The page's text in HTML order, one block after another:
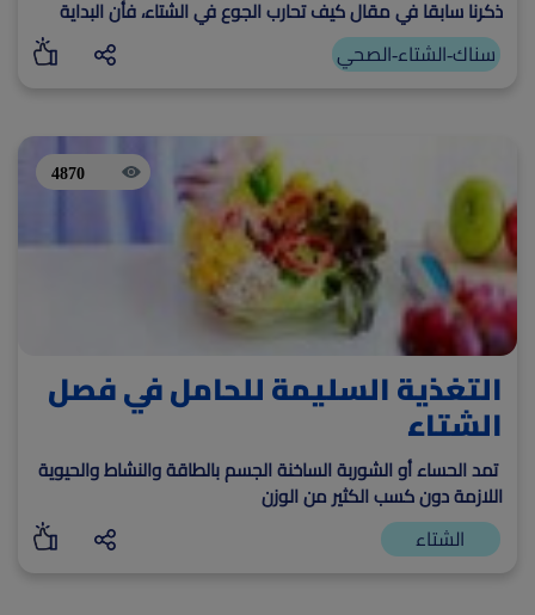
ذكرنا سابقا في مقال كيف تحارب الجوع في الشتاء، فأن البداية
تكون من الوجبات
سناك-الشتاء-الصحي
4870
التغذية السليمة للحامل في فصل
الشتاء
تمد الحساء أو الشوربة الساخنة الجسم بالطاقة والنشاط والحيوية
اللازمة دون كسب الكثير من الوزن
الشتاء